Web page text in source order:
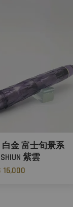
白金 富士旬景系
紫雲
16,000